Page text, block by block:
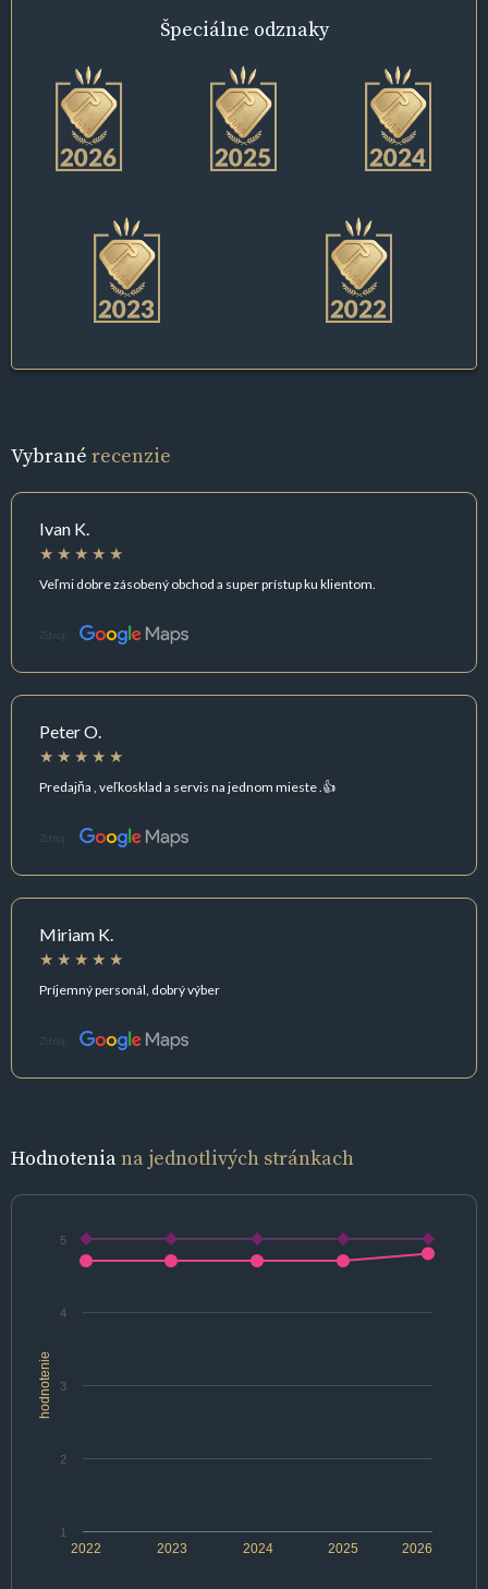
Špeciálne odznaky
Vybrané recenzie
Ivan K.
Veľmi dobre zásobený obchod a super prístup ku klientom.
Zdroj:
Peter O.
Predajňa , veľkosklad a servis na jednom mieste .👍
Zdroj:
Miriam K.
Príjemný personál, dobrý výber
Zdroj:
Hodnoteniana jednotlivých stránkach
hodnotenie
2022 2024 2026
2023 2025
1
2
3
4
5